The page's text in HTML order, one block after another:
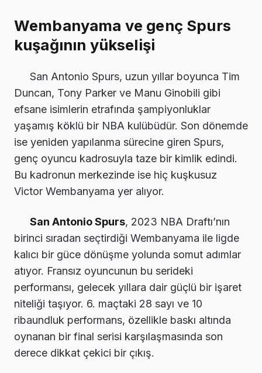
Wembanyama ve genç Spurs
kuşağının yükselişi
San Antonio Spurs, uzun yıllar boyunca Tim
Duncan, Tony Parker ve Manu Ginobili gibi
efsane isimlerin etrafında şampiyonluklar
yaşamış köklü bir NBA kulübüdür. Son dönemde
ise yeniden yapılanma sürecine giren Spurs,
genç oyuncu kadrosuyla taze bir kimlik edindi.
Bu kadronun merkezinde ise hiç kuşkusuz
Victor Wembanyama yer alıyor.
San Antonio Spurs, 2023 NBA Draftı’nın
birinci sıradan seçtirdiği Wembanyama ile ligde
kalıcı bir güce dönüşme yolunda somut adımlar
atıyor. Fransız oyuncunun bu serideki
performansı, gelecek yıllara dair güçlü bir işaret
niteliği taşıyor. 6. maçtaki 28 sayı ve 10
ribaundluk performans, özellikle baskı altında
oynanan bir final serisi karşılaşmasında son
derece dikkat çekici bir çıkış.